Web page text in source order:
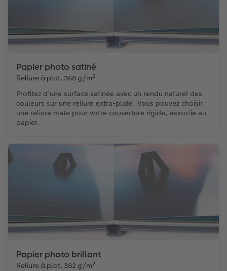
Papier photo satiné
Reliure à plat, 368 g/m²
Profitez d’une surface satinée avec un rendu naturel des
couleurs sur une reliure extra-plate. Vous pouvez choisir
une reliure mate pour votre couverture rigide, assortie au
papier.
Papier photo brillant
Reliure à plat, 382 g/m²